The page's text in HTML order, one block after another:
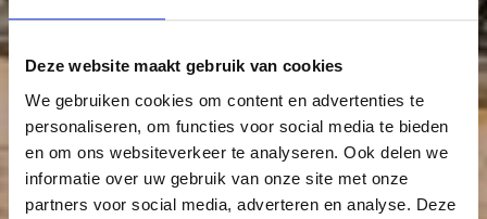
Deze website maakt gebruik van cookies
We gebruiken cookies om content en advertenties te
personaliseren, om functies voor social media te bieden
en om ons websiteverkeer te analyseren. Ook delen we
informatie over uw gebruik van onze site met onze
partners voor social media, adverteren en analyse. Deze